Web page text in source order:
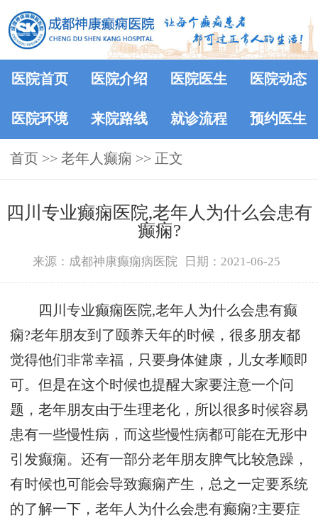
医院首页 医院介绍 医院医生 医院动态
医院环境 来院路线 就诊流程 预约医生
首页 >> 老年人癫痫 >> 正文
四川专业癫痫医院,老年人为什么会患有
癫痫?
来源：成都神康癫痫病医院 日期：2021-06-25
四川专业癫痫医院,老年人为什么会患有癫
痫?老年朋友到了颐养天年的时候，很多朋友都
觉得他们非常幸福，只要身体健康，儿女孝顺即
可。但是在这个时候也提醒大家要注意一个问
题，老年朋友由于生理老化，所以很多时候容易
患有一些慢性病，而这些慢性病都可能在无形中
引发癫痫。还有一部分老年朋友脾气比较急躁，
有时候也可能会导致癫痫产生，总之一定要系统
的了解一下，老年人为什么会患有癫痫?主要症